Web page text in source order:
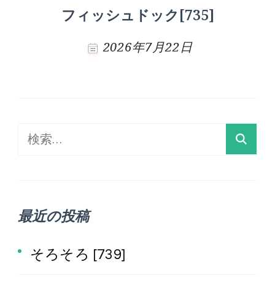
フィッシュドック[735]
2026年7月22日
検
最近の投稿
そろそろ [739]